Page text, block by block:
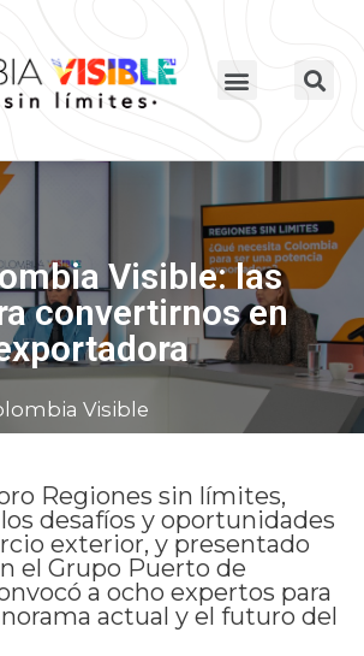
Visible: las
convertirnos en
Visible
Regiones sin límites,
desafíos y oportunidades
exterior, y presentado
el Grupo Puerto de
a ocho expertos para
actual y el futuro del